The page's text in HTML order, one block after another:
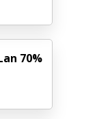
70%